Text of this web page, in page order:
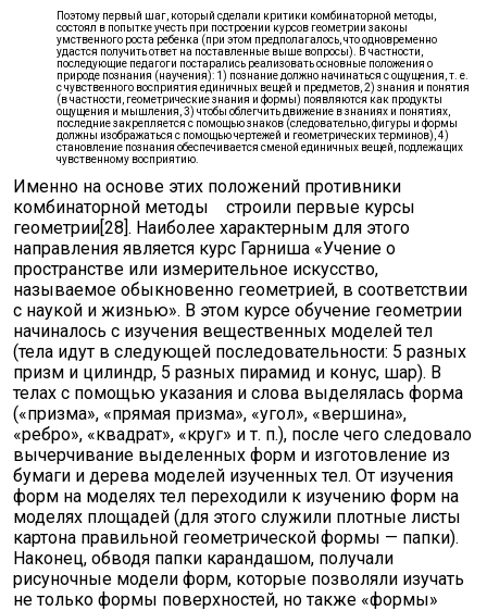
Поэтому первый шаг, который сделали критики комбинаторной методы,
состоял в попытке учесть при построении курсов геометрии законы
умственного роста ребенка (при этом предполагалось, что одновременно
удастся получить ответ на поставленные выше вопросы). В частности,
последующие педагоги постарались реализовать основные положения о
природе познания (научения): 1) познание должно начинаться с ощущения, т. е.
с чувственного восприятия единичных вещей и предметов, 2) знания и понятия
(в частности, геометрические знания и формы) появляются как продукты
ощущения и мышления, 3) чтобы облегчить движение в знаниях и понятиях,
последние закрепляется с помощью знаков (следовательно, фигуры и формы
должны изображаться с помощью чертежей и геометрических терминов), 4)
становление познания обеспечивается сменой единичных вещей, подлежащих
чувственному восприятию.
Именно на основе этих положений противники
комбинаторной методы строили первые курсы
геометрии[28]. Наиболее характерным для этого
направления является курс Гарниша «Учение о
пространстве или измерительное искусство,
называемое обыкновенно геометрией, в соответствии
с наукой и жизнью». В этом курсе обучение геометрии
начиналось с изучения вещественных моделей тел
(тела идут в следующей последовательности: 5 разных
призм и цилиндр, 5 разных пирамид и конус, шар). В
телах с помощью указания и слова выделялась форма
(«призма», «прямая призма», «угол», «вершина»,
«ребро», «квадрат», «круг» и т. п.), после чего следовало
вычерчивание выделенных форм и изготовление из
бумаги и дерева моделей изученных тел. От изучения
форм на моделях тел переходили к изучению форм на
моделях площадей (для этого служили плотные листы
картона правильной геометрической формы — папки).
Наконец, обводя папки карандашом, получали
рисуночные модели форм, которые позволяли изучать
не только формы поверхностей, но также «формы»